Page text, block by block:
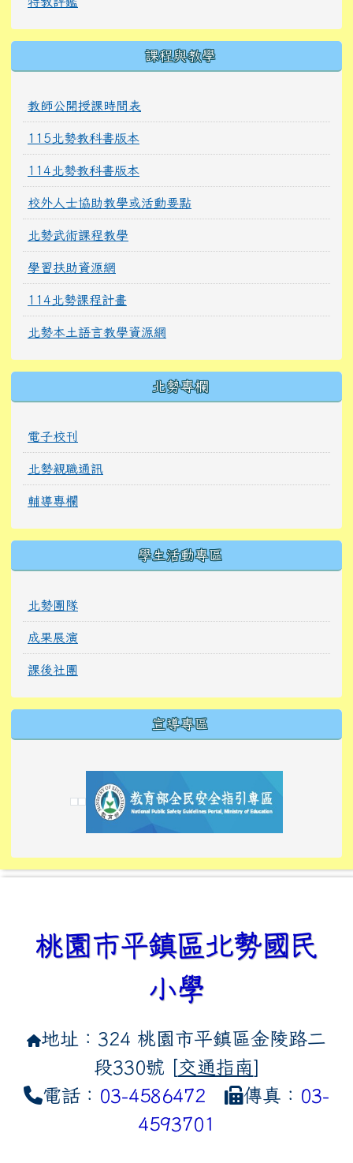
課程與教學
教師公開授課時間表
115北勢教科書版本
114北勢教科書版本
校外人士協助教學或活動要點
北勢武術課程教學
學習扶助資源網
114北勢課程計畫
北勢本土語言教學資源網
北勢專欄
電子校刊
北勢親職通訊
輔導專欄
學生活動專區
北勢團隊
成果展演
課後社團
宣導專區
link to https://
link to https://10000.gov.tw/
link to https://
link to https://10000.gov.tw/
link to https://
link to https://
link to https://i.win.org.tw/
link to https://
link to https://
link to https://
link to https://
桃園市平鎮區北勢國民
小學
地址：324 桃園市平鎮區金陵路二
段330號 [交通指南]
電話： 03-4586472 傳真： 03-
4593701